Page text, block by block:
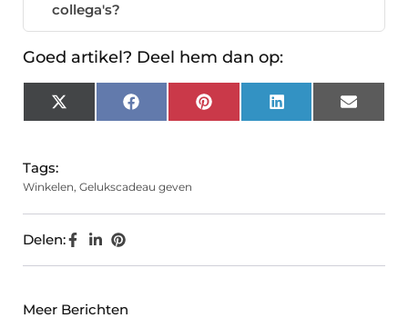
collega's?
Goed artikel? Deel hem dan op:
X
(Twitter)
FacebookPinterest LinkedIn Email
Tags:
Winkelen, Gelukscadeau geven
Delen:
Meer Berichten